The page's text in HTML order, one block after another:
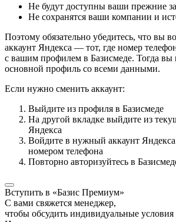
Не будут доступны ваши прежние
Не сохранятся ваши компании и
Поэтому обязательно убедитесь, что вы
аккаунт Яндекса — тот, где номер
с вашим профилем в Базисмеде. Тогда вы
основной профиль со всеми данными.
Если нужно сменить аккаунт:
Выйдите из профиля в Базисмеде
На другой вкладке выйдите из
Яндекса
Войдите в нужный аккаунт
номером телефона
Повторно авторизуйтесь в
Вступить в «Базис Премиум»
С вами свяжется менеджер,
чтобы обсудить индивидуальные условия